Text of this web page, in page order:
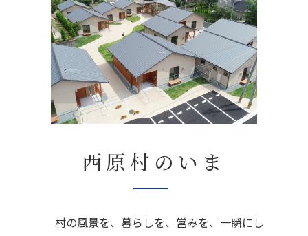
西原村のいま
村の風景を、暮らしを、営みを、一瞬にし